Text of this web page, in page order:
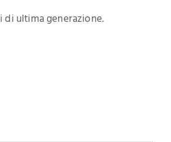
di ultima generazione.